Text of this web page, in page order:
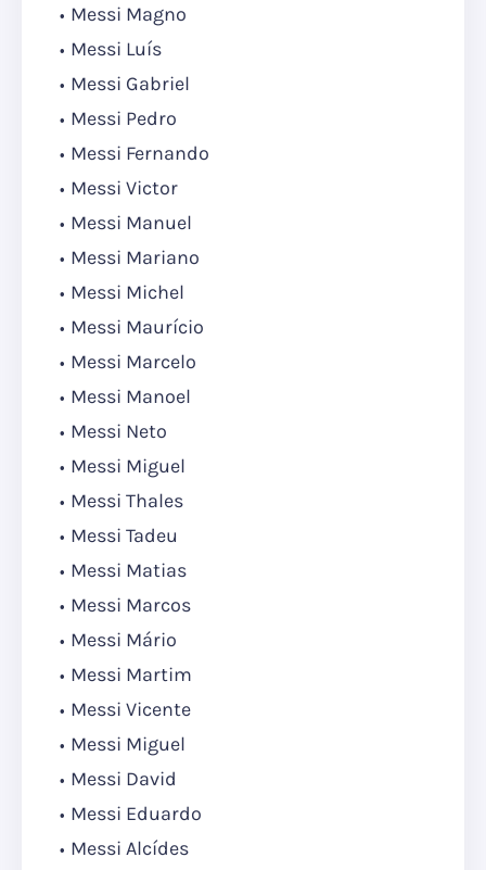
Messi Magno
Messi Luís
Messi Gabriel
Messi Pedro
Messi Fernando
Messi Victor
Messi Manuel
Messi Mariano
Messi Michel
Messi Maurício
Messi Marcelo
Messi Manoel
Messi Neto
Messi Miguel
Messi Thales
Messi Tadeu
Messi Matias
Messi Marcos
Messi Mário
Messi Martim
Messi Vicente
Messi Miguel
Messi David
Messi Eduardo
Messi Alcídes